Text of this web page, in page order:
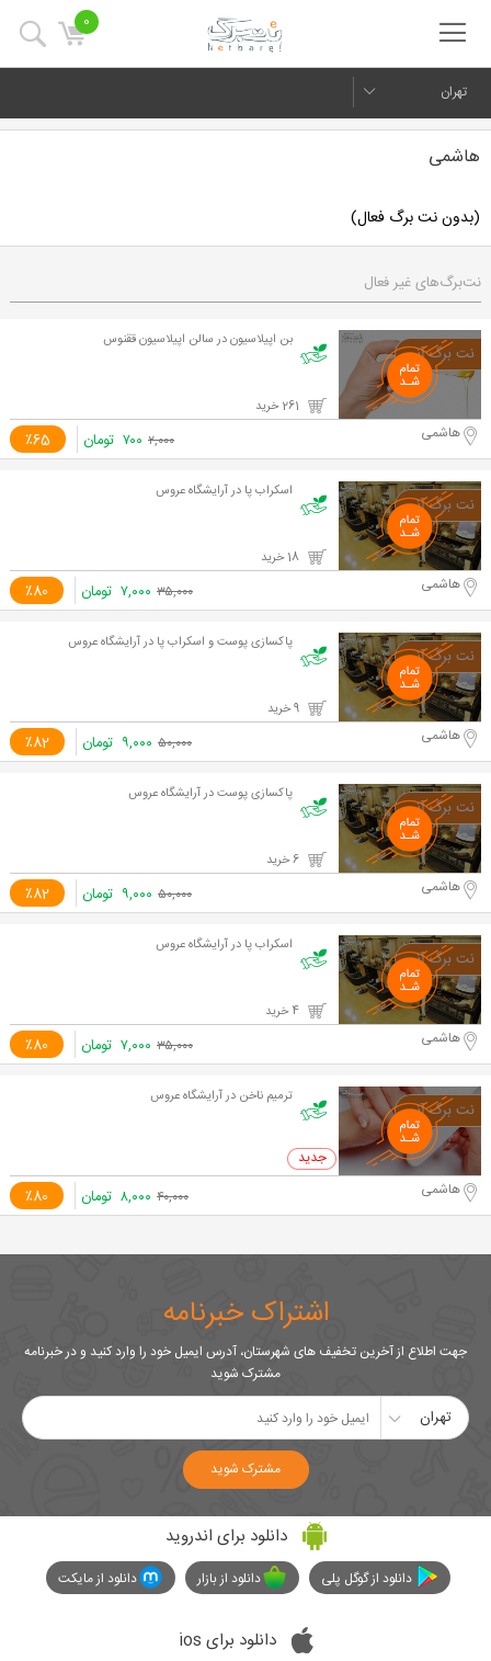
0
تهران
هاشمی
(بدون نت برگ فعال)
نت‌برگ‌های غیر فعال
بن اپیلاسیون در سالن اپیلاسیون ققنوس
٪65 هاشمی ۲,۰۰۰ ۷۰۰ تومان
اسکراب پا در آرایشگاه عروس
٪80 هاشمی ۳۵,۰۰۰ ۷,۰۰۰ تومان
پاکسازی پوست و اسکراب پا در آرایشگاه عروس
٪82 هاشمی ۵۰,۰۰۰ ۹,۰۰۰ تومان
پاکسازی پوست در آرایشگاه عروس
٪82 هاشمی ۵۰,۰۰۰ ۹,۰۰۰ تومان
اسکراب پا در آرایشگاه عروس
٪80 هاشمی ۳۵,۰۰۰ ۷,۰۰۰ تومان
ترمیم ناخن در آرایشگاه عروس
0 خرید
٪80 هاشمی ۴۰,۰۰۰ ۸,۰۰۰ تومان
اشتراک خبرنامه
جهت اطلاع از آخرین تخفیف های شهرستان، آدرس ایمیل خود را وارد کنید و در خبرنامه
مشترک شوید
تهران
مشترک شوید
دانلود برای اندروید
دانلود از گوگل پلی دانلود از بازار دانلود از مایکت
دانلود برای ios